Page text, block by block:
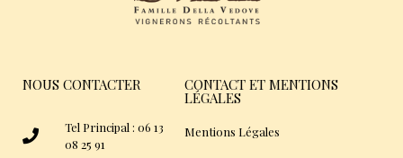
NOUS CONTACTER
Tel Principal : 06 13
08 25 91
CONTACT ET MENTIONS
LÉGALES
Mentions Légales